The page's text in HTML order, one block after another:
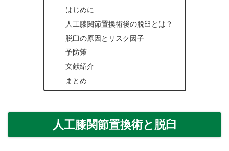
はじめに
人工膝関節置換術後の脱臼とは？
脱臼の原因とリスク因子
予防策
文献紹介
まとめ
人工膝関節置換術と脱臼